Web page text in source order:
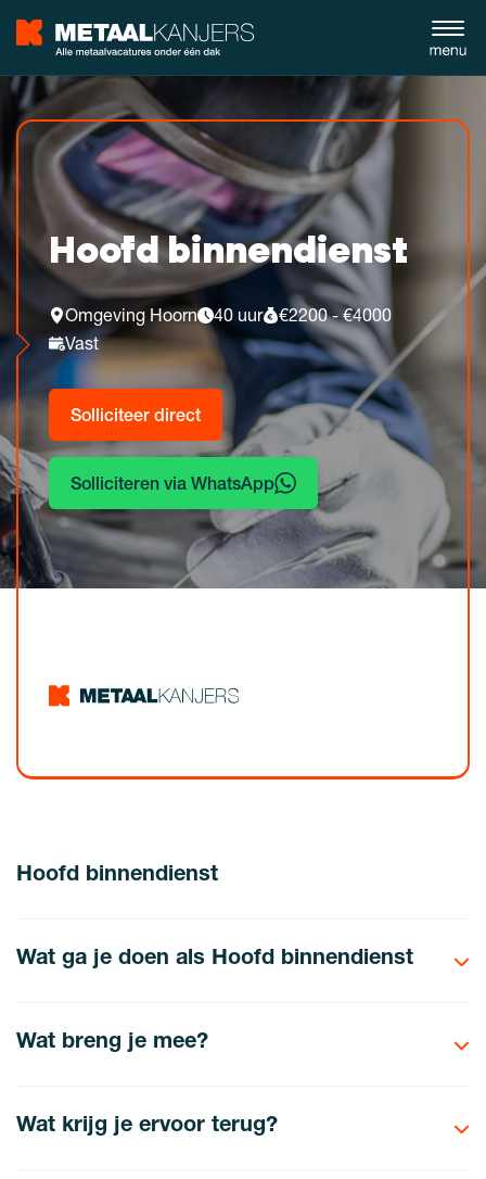
Hoofd binnendienst
Omgeving Hoorn 40 uur
€2200 - €4000
Vast
Solliciteer direct
Solliciteren via WhatsApp
Hoofd binnendienst
Wat ga je doen als Hoofd binnendienst
Wat breng je mee?
Wat krijg je ervoor terug?